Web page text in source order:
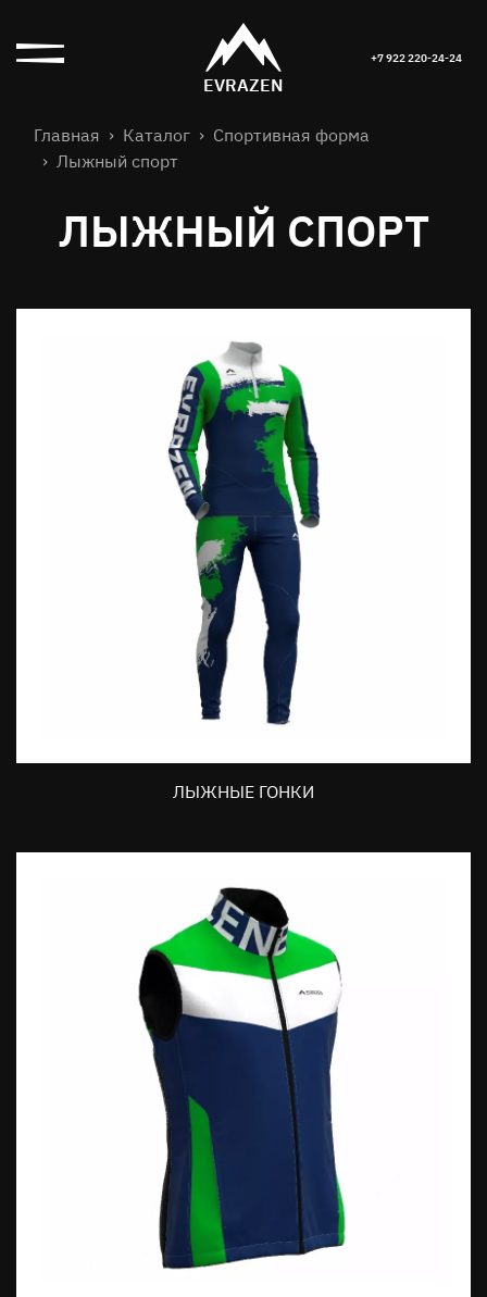
EVRAZEN
+7 922 220-24-24
Главная Каталог
Спортивная форма
Лыжный спорт
ЛЫЖНЫЙ СПОРТ
ЛЫЖНЫЕ ГОНКИ